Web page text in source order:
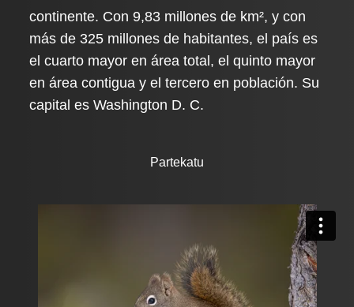
continente. Con 9,83 millones de km², y con
más de 325 millones de habitantes, el país es
el cuarto mayor en área total, el quinto mayor
en área contigua y el tercero en población. Su
capital es Washington D. C.
Partekatu